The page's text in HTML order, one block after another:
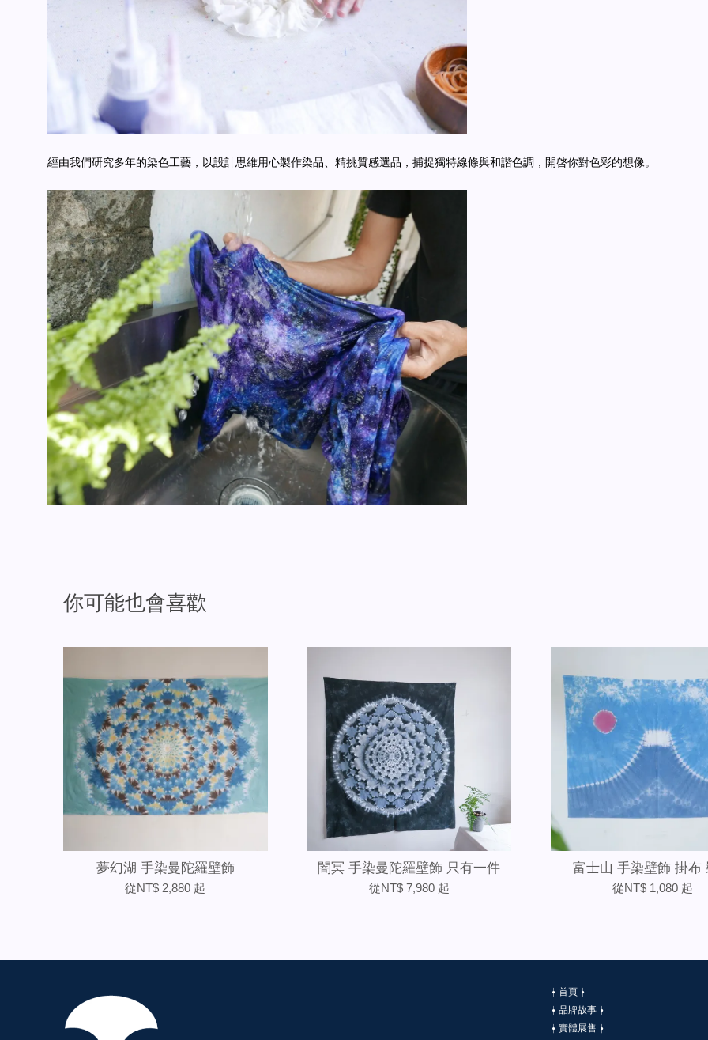
經由我們研究多年的染色工藝，以設計思維用心製作染品、精挑質感選品，捕捉獨特線條與和諧色調，開啓你對色彩的想像。
你可能也會喜歡
夢幻湖 手染曼陀羅壁飾
從NT$ 2,880 起
闇冥 手染曼陀羅壁飾 只有一件
從NT$ 7,980 起
富士山 手染壁飾 掛布
從NT$ 1,080 起
⍿ 首頁 ⍿
⍿ 品牌故事 ⍿
⍿ 實體展售 ⍿